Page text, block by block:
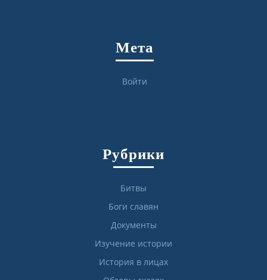
Мета
Войти
Рубрики
Битвы
Боги славян
Документы
Изучение истории
История в лицах